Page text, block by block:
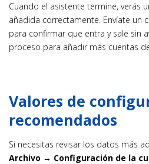
Cuando el asistente termine, verás
añadida correctamente. Envíate un
para confirmar que entra y sale sin
proceso para añadir más cuentas
Valores de
recomendados
Si necesitas revisar los datos más
Archivo → Configuración de la